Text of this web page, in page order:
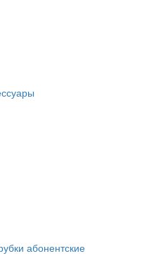
абонентские